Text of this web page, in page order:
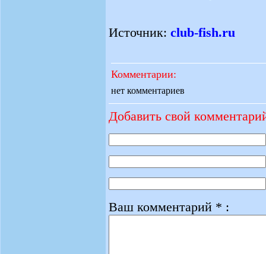
Источник: club-fish.ru
Комментарии:
нет комментариев
Добавить свой
Ваш комментарий * :